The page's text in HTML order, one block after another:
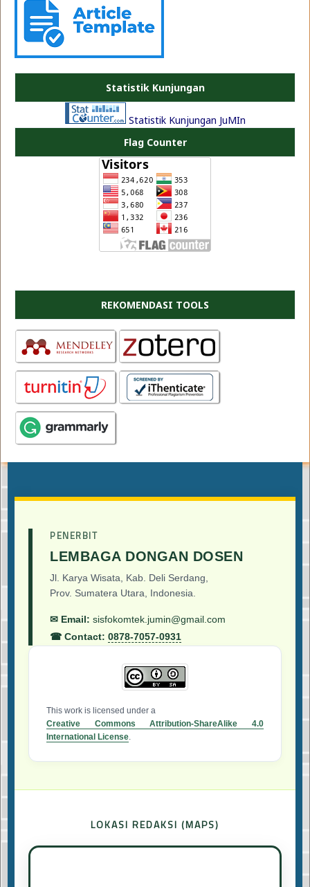
Statistik Kunjungan
Statistik Kunjungan JuMIn
Flag Counter
REKOMENDASI TOOLS
PENERBIT
LEMBAGA DONGAN DOSEN
Jl. Karya Wisata, Kab. Deli Serdang,
Prov. Sumatera Utara, Indonesia.
✉ Email: sisfokomtek.jumin@gmail.com
☎ Contact: 0878-7057-0931
This work is licensed under a
Creative Commons Attribution-ShareAlike 4.0
International License
LOKASI REDAKSI (MAPS)